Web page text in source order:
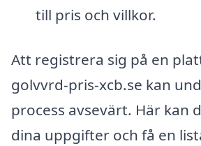
till pris och villkor.
Att registrera sig på en
golvvrd-pris-xcb.se kan
process avsevärt. Här kan
dina uppgifter och få en